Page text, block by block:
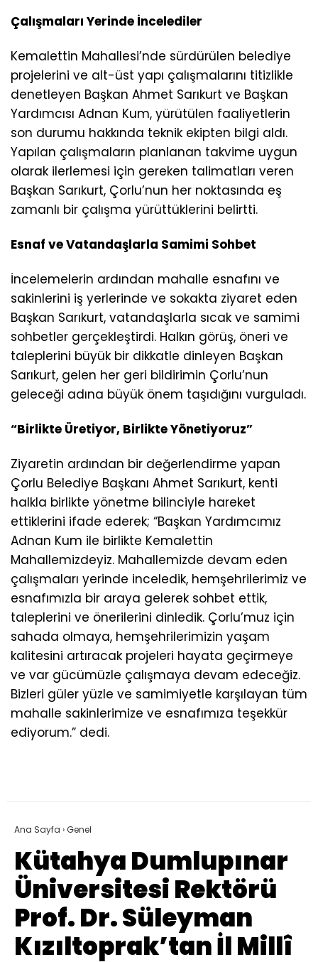
Çalışmaları Yerinde İncelediler
Kemalettin Mahallesi’nde sürdürülen belediye
projelerini ve alt-üst yapı çalışmalarını titizlikle
denetleyen Başkan Ahmet Sarıkurt ve Başkan
Yardımcısı Adnan Kum, yürütülen faaliyetlerin
son durumu hakkında teknik ekipten bilgi aldı.
Yapılan çalışmaların planlanan takvime uygun
olarak ilerlemesi için gereken talimatları veren
Başkan Sarıkurt, Çorlu’nun her noktasında eş
zamanlı bir çalışma yürüttüklerini belirtti.
Esnaf ve Vatandaşlarla Samimi Sohbet
İncelemelerin ardından mahalle esnafını ve
sakinlerini iş yerlerinde ve sokakta ziyaret eden
Başkan Sarıkurt, vatandaşlarla sıcak ve samimi
sohbetler gerçekleştirdi. Halkın görüş, öneri ve
taleplerini büyük bir dikkatle dinleyen Başkan
Sarıkurt, gelen her geri bildirimin Çorlu’nun
geleceği adına büyük önem taşıdığını vurguladı.
“Birlikte Üretiyor, Birlikte Yönetiyoruz”
Ziyaretin ardından bir değerlendirme yapan
Çorlu Belediye Başkanı Ahmet Sarıkurt, kenti
halkla birlikte yönetme bilinciyle hareket
ettiklerini ifade ederek; “Başkan Yardımcımız
Adnan Kum ile birlikte Kemalettin
Mahallemizdeyiz. Mahallemizde devam eden
çalışmaları yerinde inceledik, hemşehrilerimiz ve
esnafımızla bir araya gelerek sohbet ettik,
taleplerini ve önerilerini dinledik. Çorlu’muz için
sahada olmaya, hemşehrilerimizin yaşam
kalitesini artıracak projeleri hayata geçirmeye
ve var gücümüzle çalışmaya devam edeceğiz.
Bizleri güler yüzle ve samimiyetle karşılayan tüm
mahalle sakinlerimize ve esnafımıza teşekkür
ediyorum.” dedi.
Ana Sayfa ›Genel
Kütahya Dumlupınar
Üniversitesi Rektörü
Prof. Dr. Süleyman
Kızıltoprak’tan İl Millî